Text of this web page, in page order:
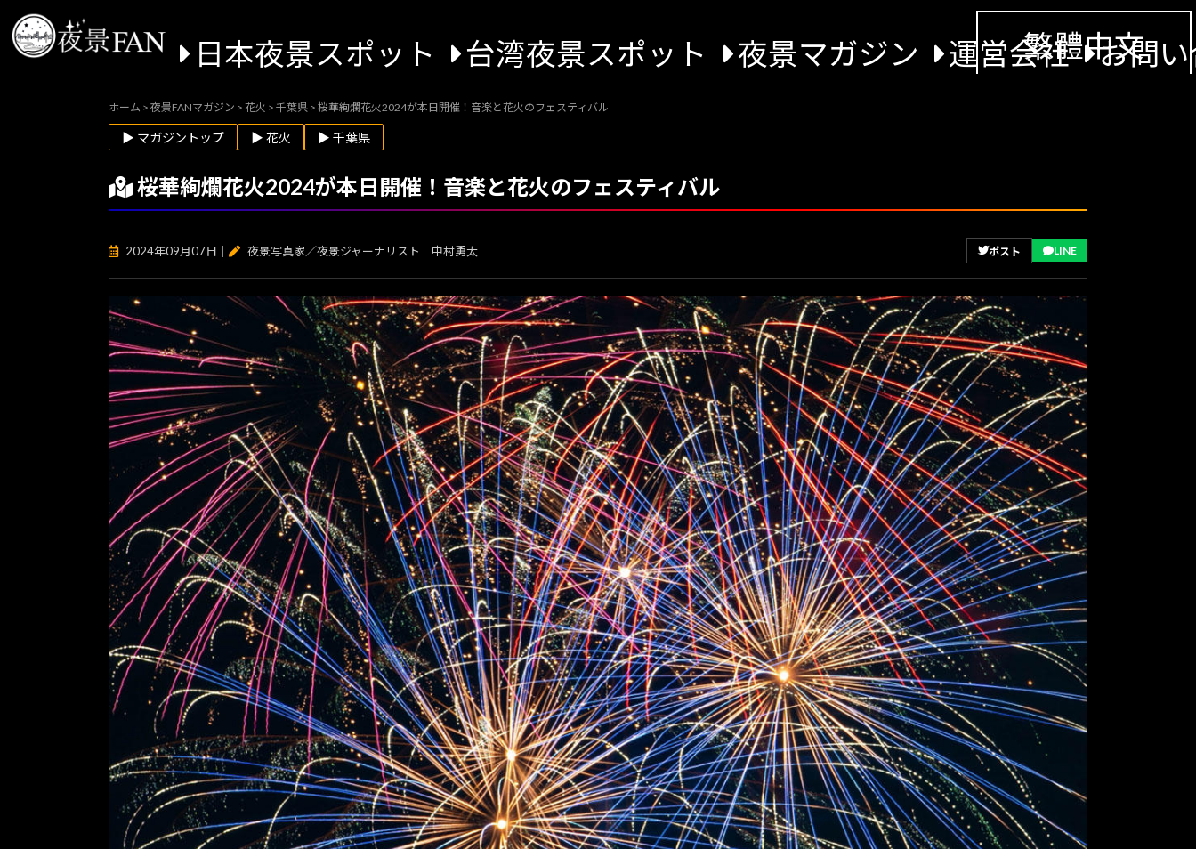
日本夜景スポット 台湾夜景スポット 夜景マガジン 運営会社 お問
繁體中文
ホーム > 夜景FANマガジン > 花火 > 千葉県 > 桜華絢爛花火2024が本日開催！音楽と花火のフェスティバル
▶ マガジントップ ▶ 花火 ▶ 千葉県
桜華絢爛花火2024が本日開催！音楽と花火のフェスティバル
2024年09月07日 夜景写真家／夜景ジャーナリスト 中村勇太 ポスト LINE